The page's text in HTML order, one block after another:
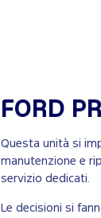
FORD
Questa unità si
manutenzione e
servizio dedicati.
Le decisioni si